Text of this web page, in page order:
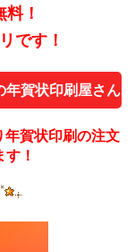
！
です！
年賀状印刷屋さん
賀状印刷の注文
！